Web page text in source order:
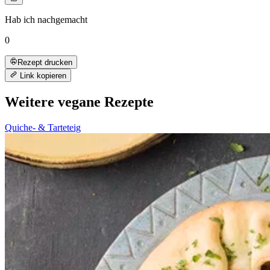
Hab ich nachgemacht
0
Rezept drucken
Link kopieren
Weitere vegane Rezepte
Quiche- & Tarteteig